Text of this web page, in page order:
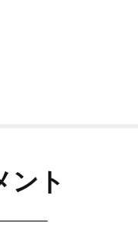
ント